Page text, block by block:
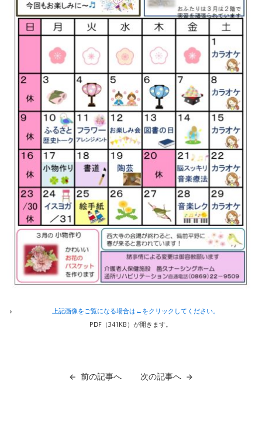
上記画像をご覧になる場合は←をクリックしてください。
PⅮF（341 KB）が開きます。
前の記事へ 次の記事へ